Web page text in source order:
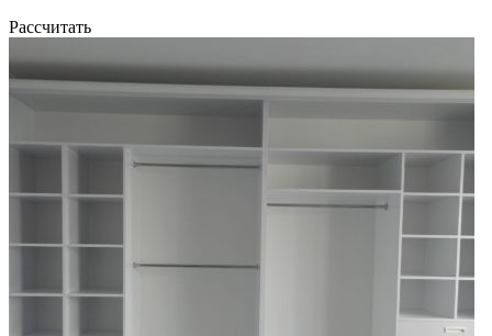
Рассчитать